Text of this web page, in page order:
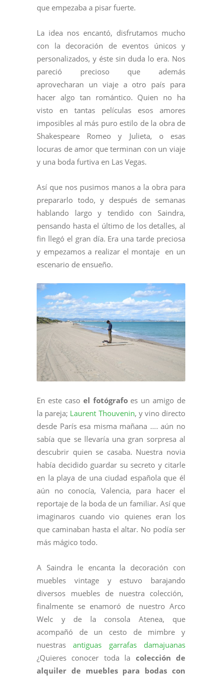
que empezaba a pisar fuerte.
La idea nos encantó, disfrutamos mucho
con la decoración de eventos únicos y
personalizados, y éste sin duda lo era. Nos
pareció precioso que además
aprovecharan un viaje a otro país para
hacer algo tan romántico. Quien no ha
visto en tantas películas esos amores
imposibles al más puro estilo de la obra de
Shakespeare Romeo y Julieta, o esas
locuras de amor que terminan con un viaje
y una boda furtiva en Las Vegas.
Así que nos pusimos manos a la obra para
prepararlo todo, y después de semanas
hablando largo y tendido con Saindra,
pensando hasta el último de los detalles, al
fin llegó el gran día. Era una tarde preciosa
y empezamos a realizar el montaje en un
escenario de ensueño.
En este caso el fotógrafoes un amigo de
la pareja; Laurent Thouvenin, y vino directo
desde París esa misma mañana …. aún no
sabía que se llevaría una gran sorpresa al
descubrir quien se casaba. Nuestra novia
había decidido guardar su secreto y citarle
en la playa de una ciudad española que él
aún no conocía, Valencia, para hacer el
reportaje de la boda de un familiar. Así que
imaginaros cuando vio quienes eran los
que caminaban hasta el altar. No podía ser
más mágico todo.
A Saindra le encanta la decoración con
muebles vintage y estuvo barajando
diversos muebles de nuestra colección,
finalmente se enamoró de nuestro Arco
Welc y de la consola Atenea, que
acompañó de un cesto de mimbre y
nuestrasantiguas garrafas damajuanas
¿Quieres conocer toda la colección de
alquiler de muebles para bodas con